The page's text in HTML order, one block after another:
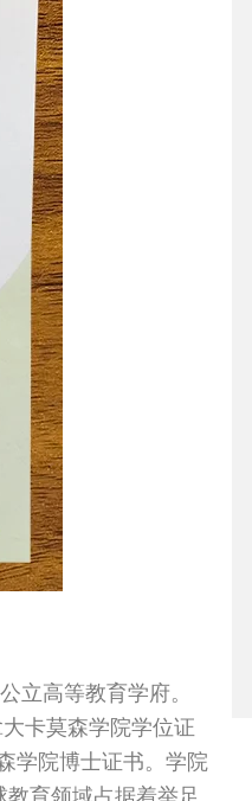
立高等教育学府。
卡莫森学院学位证
学院博士证书。学院
育领域占据着举足